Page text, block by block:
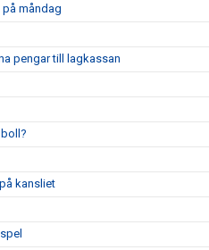
måndag
pengar till lagkassan
kansliet